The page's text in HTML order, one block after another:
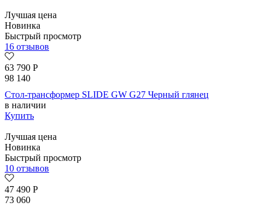
Лучшая цена
Новинка
Быстрый просмотр
16 отзывов
63 790 Р
98 140
Стол-трансформер SLIDE GW G27 Черный глянец
в наличии
Купить
Лучшая цена
Новинка
Быстрый просмотр
10 отзывов
47 490 Р
73 060